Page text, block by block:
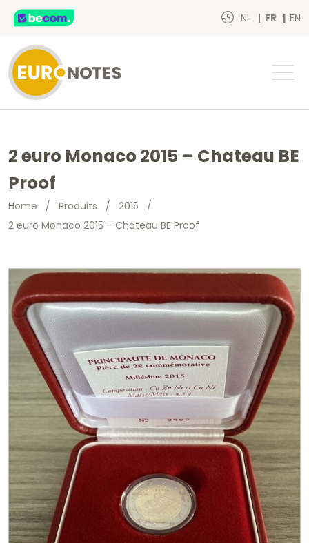
NL FR EN
2 euro Monaco 2015 – Chateau BE
Proof
Home / Produits / 2015 /
2 euro Monaco 2015 – Chateau BE Proof